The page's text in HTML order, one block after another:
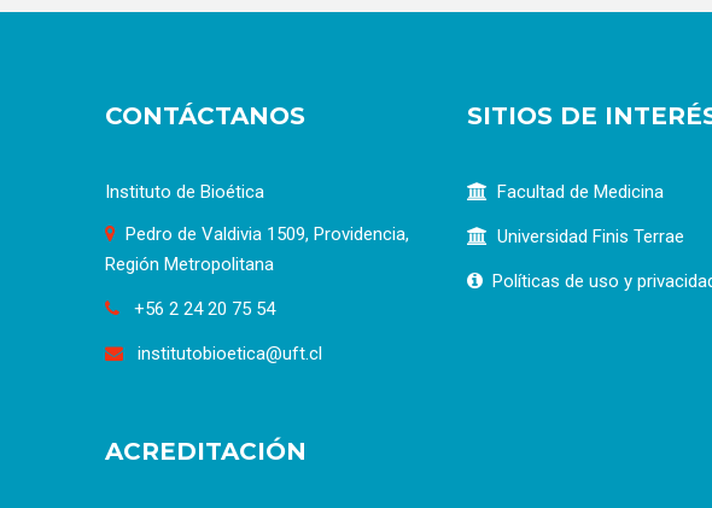
CONTÁCTANOS
Instituto de Bioética
Pedro de Valdivia 1509, Providencia,
Región Metropolitana
+56 2 24 20 75 54
institutobioetica@uft.cl
ACREDITACIÓN
SITIOS DE
Facultad de Medicina
Universidad Finis Terrae
Políticas de uso y